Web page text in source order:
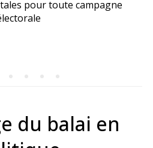
pour toute campagne
du balai en